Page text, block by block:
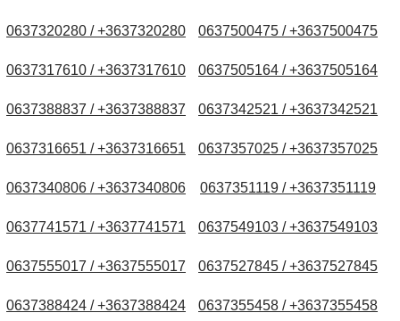
0637320280 / +3637320280 0637500475 / +3637500475
0637317610 / +3637317610 0637505164 / +3637505164
0637388837 / +3637388837 0637342521 / +3637342521
0637316651 / +3637316651 0637357025 / +3637357025
0637340806 / +3637340806 0637351119 / +3637351119
0637741571 / +3637741571 0637549103 / +3637549103
0637555017 / +3637555017 0637527845 / +3637527845
0637388424 / +3637388424 0637355458 / +3637355458